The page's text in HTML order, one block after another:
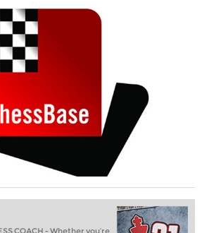
COACH - Whether you’re